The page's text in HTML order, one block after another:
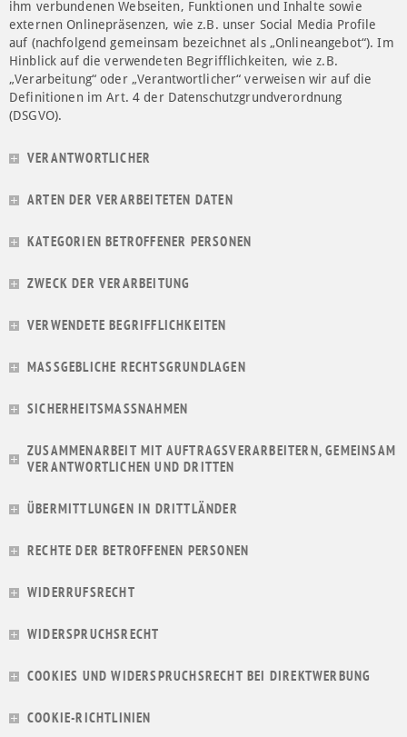
ihm verbundenen Webseiten, Funktionen und Inhalte sowie
externen Onlinepräsenzen, wie z.B. unser Social Media Profile
auf (nachfolgend gemeinsam bezeichnet als „Onlineangebot“). Im
Hinblick auf die verwendeten Begrifflichkeiten, wie z.B.
„Verarbeitung“ oder „Verantwortlicher“ verweisen wir auf die
Definitionen im Art. 4 der Datenschutzgrundverordnung
(DSGVO).
VERANTWORTLICHER
ARTEN DER VERARBEITETEN DATEN
KATEGORIEN BETROFFENER PERSONEN
ZWECK DER VERARBEITUNG
VERWENDETE BEGRIFFLICHKEITEN
MASSGEBLICHE RECHTSGRUNDLAGEN
SICHERHEITSMASSNAHMEN
ZUSAMMENARBEIT MIT AUFTRAGSVERARBEITERN, GEMEINSAM
VERANTWORTLICHEN UND DRITTEN
ÜBERMITTLUNGEN IN DRITTLÄNDER
RECHTE DER BETROFFENEN PERSONEN
WIDERRUFSRECHT
WIDERSPRUCHSRECHT
COOKIES UND WIDERSPRUCHSRECHT BEI DIREKTWERBUNG
COOKIE-RICHTLINIEN